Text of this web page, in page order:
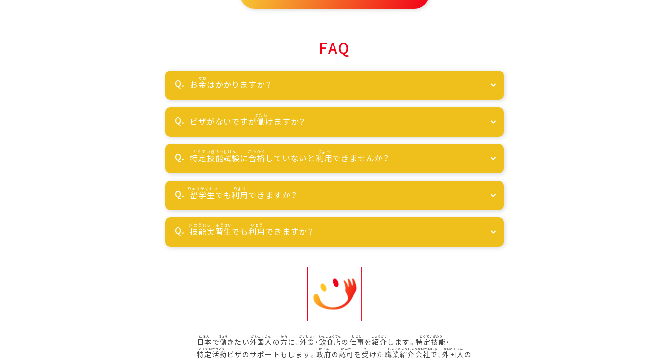
FAQ
お金はかかりますか？
ビザがないですが働けますか？
特定技能試験に合格 していないと利用できませんか？
留学生でも利用できますか？
技能実習生でも利用できますか？
日本で働きたい外国人 の方に、 外食 ・ 飲食店の 仕事を紹介 します。 特定技能 ・
特定活動 ビザのサポートもします。政府の 認可を受 けた 職業紹介会社で、 外国人の